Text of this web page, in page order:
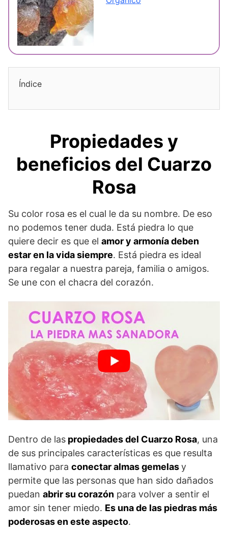
Índice
Propiedades y
beneficios del Cuarzo
Rosa
Su color rosa es el cual le da su nombre. De eso
no podemos tener duda. Está piedra lo que
quiere decir es que el amor y armonía deben
estar en la vida siempre. Está piedra es ideal
para regalar a nuestra pareja, familia o amigos.
Se une con el chacra del corazón.
Dentro de las propiedades del Cuarzo Rosa, una
de sus principales características es que resulta
llamativo para conectar almas gemelasy
permite que las personas que han sido dañados
puedan abrir su corazón para volver a sentir el
amor sin tener miedo. Es una de las piedras más
poderosas en este aspecto.